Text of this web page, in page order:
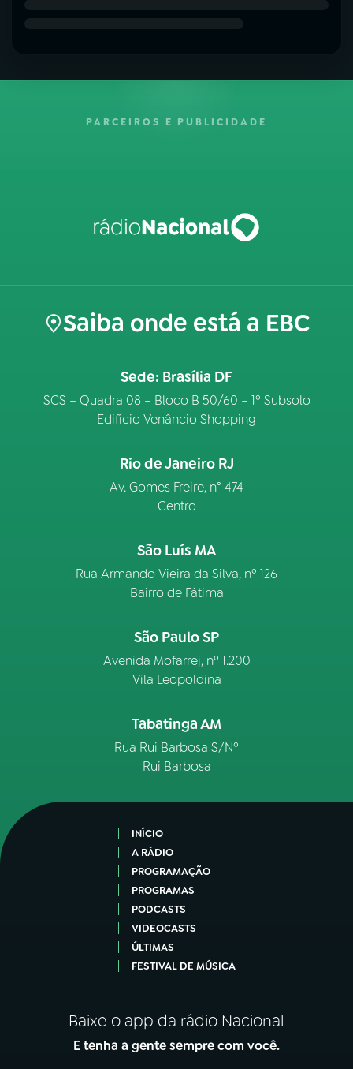
PARCEIROS E PUBLICIDADE
Saiba onde está a EBC
Sede: Brasília DF
SCS – Quadra 08 – Bloco B 50/60 – 1º Subsolo
Edifício Venâncio Shopping
Rio de Janeiro RJ
Av. Gomes Freire, n° 474
Centro
São Luís MA
Rua Armando Vieira da Silva, nº 126
Bairro de Fátima
São Paulo SP
Avenida Mofarrej, nº 1.200
Vila Leopoldina
Tabatinga AM
Rua Rui Barbosa S/Nº
Rui Barbosa
INÍCIO
A RÁDIO
PROGRAMAÇÃO
PROGRAMAS
PODCASTS
VIDEOCASTS
ÚLTIMAS
FESTIVAL DE MÚSICA
Baixe o app da rádio Nacional
E tenha a gente sempre com você.